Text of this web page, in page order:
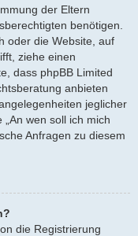
der Eltern
benötigen.
oder die Website, auf
ziehe einen
dass phpBB Limited
anbieten
jeglicher
wen soll ich mich
Anfragen zu diesem
die Registrierung